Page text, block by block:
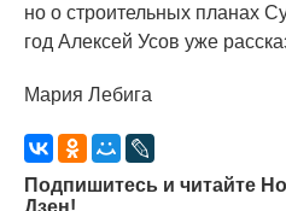
но о строительных планах
год Алексей Усов уже
Мария Лебига
Подпишитесь и читайте
Дзен!